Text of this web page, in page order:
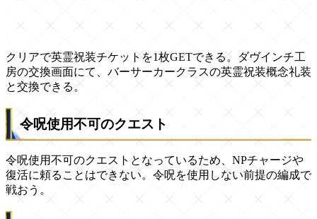
クリアで英霊祝装チケットを1枚GETできる。ダヴインチ工
房の交換画面にて、バーサーカークラスの英霊祝装概念礼装
と交換できる。
令呪使用不可のクエスト
令呪使用不可のクエストとなっているため、NPチャージや
復活に頼ることはできない。令呪を使用しない前提の編成で
戦おう。